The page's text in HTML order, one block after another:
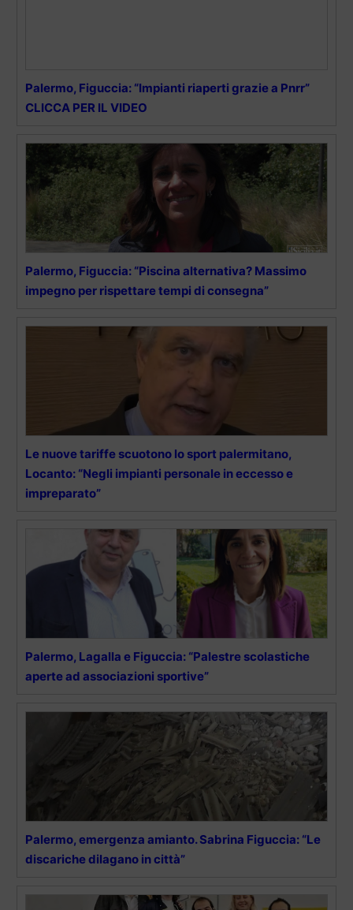
Palermo, Figuccia: “Impianti riaperti grazie a Pnrr”
CLICCA PER IL VIDEO
Palermo, Figuccia: “Piscina alternativa? Massimo
impegno per rispettare tempi di consegna”
Le nuove tariffe scuotono lo sport palermitano,
Locanto: “Negli impianti personale in eccesso e
impreparato”
Palermo, Lagalla e Figuccia: “Palestre scolastiche
aperte ad associazioni sportive”
Palermo, emergenza amianto. Sabrina Figuccia: “Le
discariche dilagano in città”